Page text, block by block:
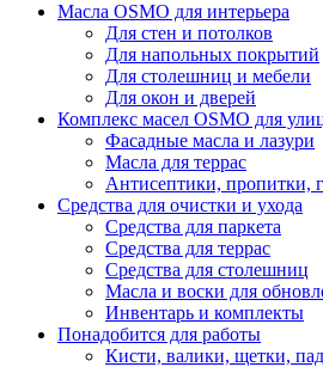
Масла OSMO для интерьера
Для стен и потолков
Для напольных покрытий
Для столешниц и мебели
Для окон и дверей
Комплекс масел OSMO для
Фасадные масла и лазури
Масла для террас
Антисептики, пропитки,
Средства для очистки и ухода
Средства для паркета
Средства для террас
Средства для столешниц
Масла и воски для
Инвентарь и комплекты
Понадобится для работы
Кисти, валики, щетки,